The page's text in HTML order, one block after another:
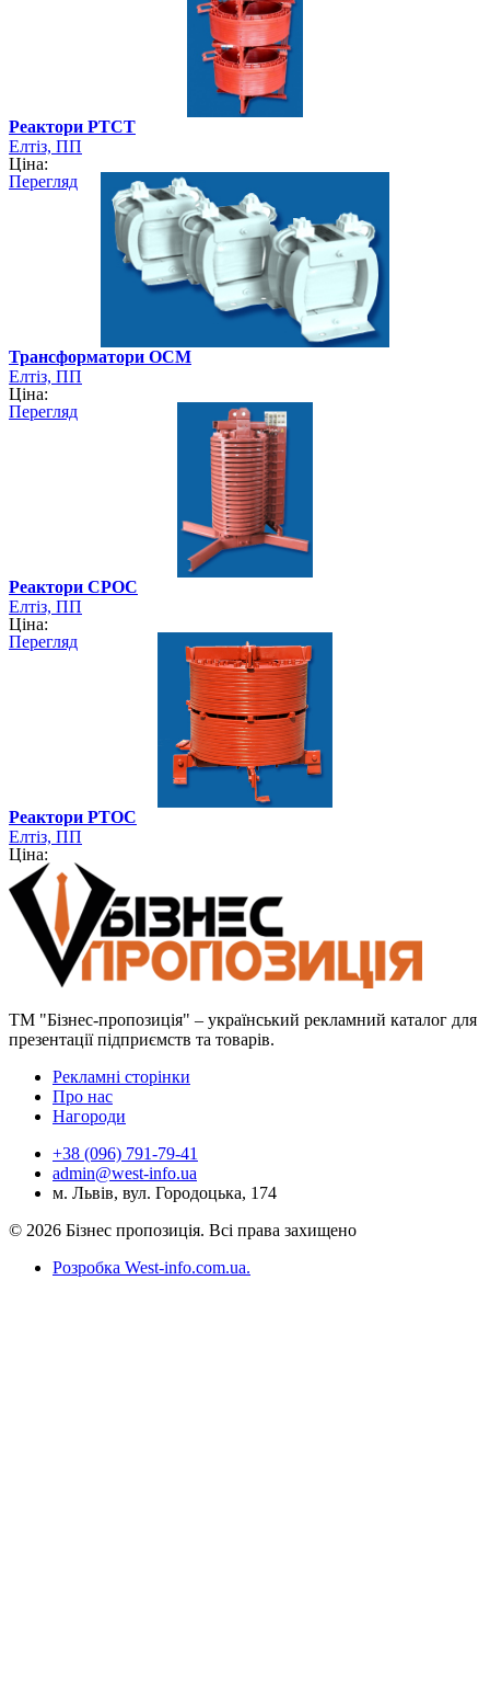
Реактори РТСТ
Елтіз, ПП
Ціна:
Перегляд
Трансформатори ОСМ
Елтіз, ПП
Ціна:
Перегляд
Реактори СРОС
Елтіз, ПП
Ціна:
Перегляд
Реактори РТОС
Елтіз, ПП
Ціна:
ТМ "Бізнес-пропозиція" – український рекламний каталог для
презентації підприємств та товарів.
Рекламні сторінки
Про нас
Нагороди
+38 (096) 791-79-41
admin@west-info.ua
м. Львів, вул. Городоцька, 174
© 2026 Бізнес пропозиція. Всі права захищено
Розробка West-info.com.ua.